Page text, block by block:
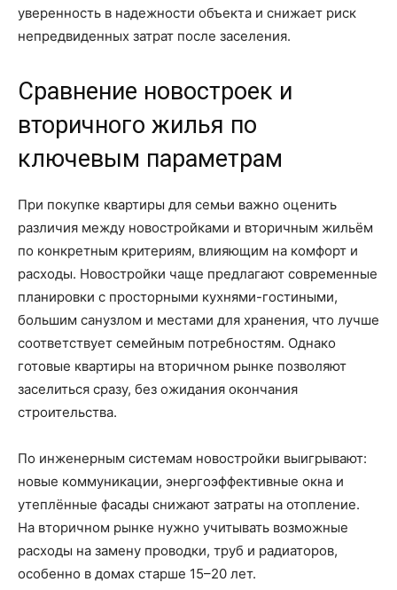
уверенность в надежности объекта и снижает риск
непредвиденных затрат после заселения.
Сравнение новостроек и
вторичного жилья по
ключевым параметрам
При покупке квартиры для семьи важно оценить
различия между новостройками и вторичным жильём
по конкретным критериям, влияющим на комфорт и
расходы. Новостройки чаще предлагают современные
планировки с просторными кухнями-гостиными,
большим санузлом и местами для хранения, что лучше
соответствует семейным потребностям. Однако
готовые квартиры на вторичном рынке позволяют
заселиться сразу, без ожидания окончания
строительства.
По инженерным системам новостройки выигрывают:
новые коммуникации, энергоэффективные окна и
утеплённые фасады снижают затраты на отопление.
На вторичном рынке нужно учитывать возможные
расходы на замену проводки, труб и радиаторов,
особенно в домах старше 15–20 лет.